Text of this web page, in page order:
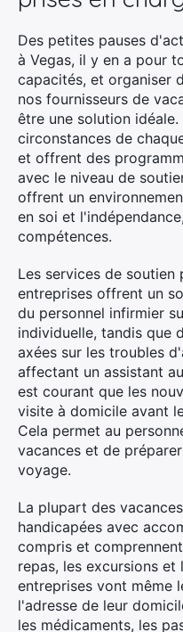
Des petites pauses
à Vegas, il y en a pour
capacités, et organiser
nos fournisseurs de
être une solution
circonstances de
et offrent des
avec le niveau de
offrent un
en soi et
compétences.
Les services de soutien
entreprises offrent un
du personnel infirmier
individuelle, tandis que
axées sur les troubles
affectant un assistant
est courant que les
visite à domicile avant
Cela permet au
vacances et de
voyage.
La plupart des
handicapées avec
compris et
repas, les excursions
entreprises vont même
l'adresse de leur
les médicaments, les